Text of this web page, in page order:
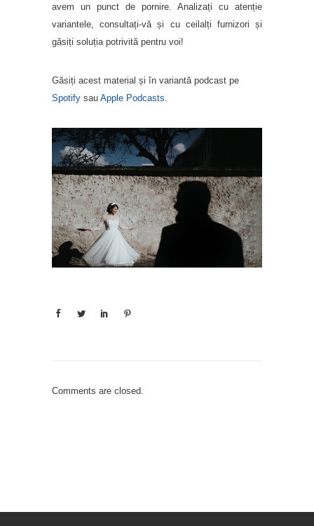
avem un punct de pornire. Analizați cu atenție
variantele, consultați-vă și cu ceilalți furnizori și
găsiți soluția potrivită pentru voi!
Găsiți acest material și în variantă podcast pe
Spotify sau Apple Podcasts
Comments are closed.